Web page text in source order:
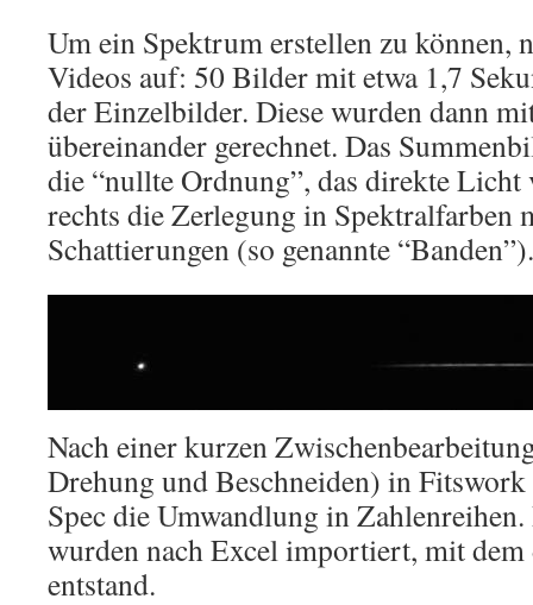
Um ein Spektrum erstellen zu können,
Videos auf: 50 Bilder mit etwa 1,7
der Einzelbilder. Diese wurden dann
übereinander gerechnet. Das
die “nullte Ordnung”, das direkte Licht
rechts die Zerlegung in Spektralfarben
Schattierungen (so genannte “Banden”).
Nach einer kurzen
Drehung und Beschneiden) in
Spec die Umwandlung in
wurden nach Excel importiert, mit
entstand.